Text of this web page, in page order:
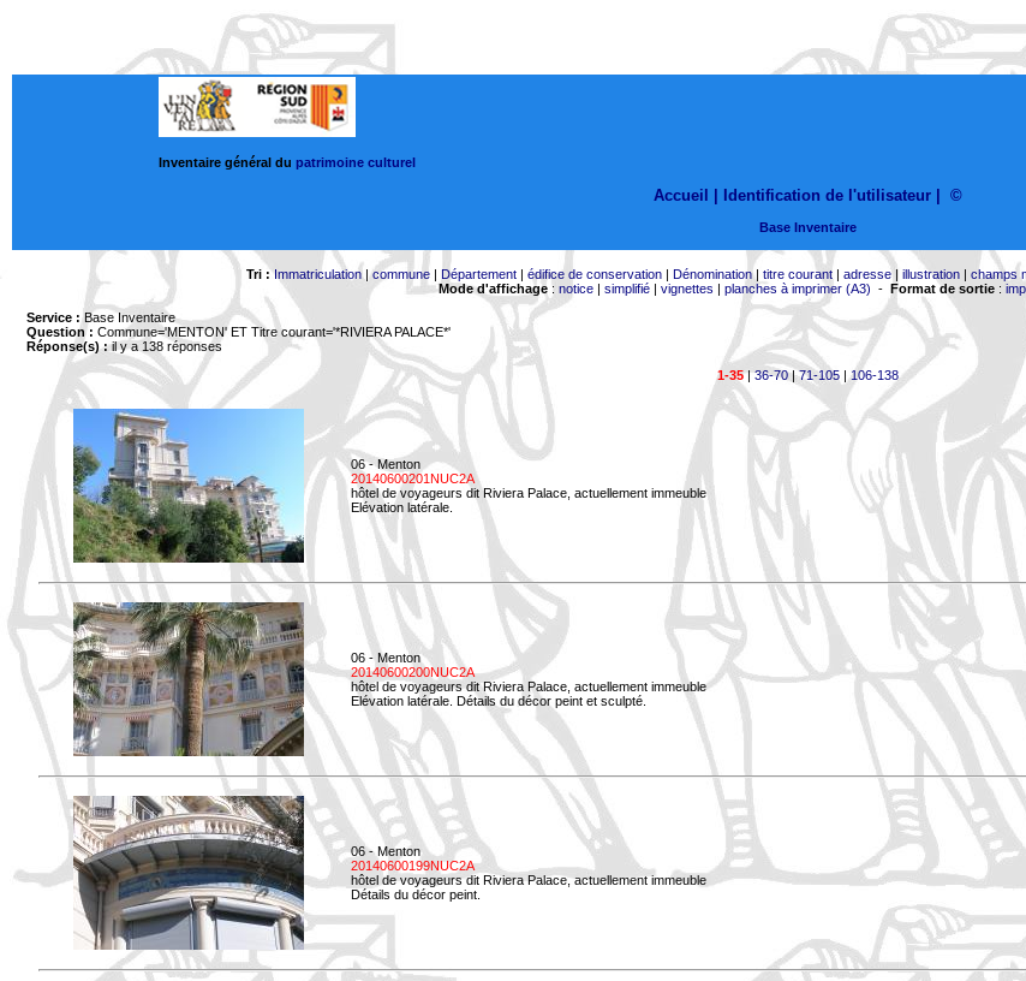
Inventaire général du patrimoine culturel
Accueil | Identification de l'utilisateur ©
Base Inventaire
Tri : Immatriculation|commune| Département| édifice de conservation| Dénomination| titre courant| adresse| illustration| champs
Mode d'affichage: notice| simplifié| vignettes | planches à imprimer (A3) - Format de sortie:
Service : Base Inventaire
Question : Commune='MENTON' ET Titre courant='*RIVIERA PALACE*'
Réponse(s) :il y a 138 réponses
1-35|36-70|71-105| 106-138
06 - Menton
20140600201NUC2A
hôtel de voyageurs dit Riviera Palace, actuellement immeuble
Elévation latérale.
06 - Menton
20140600200NUC2A
hôtel de voyageurs dit Riviera Palace, actuellement immeuble
Elévation latérale. Détails du décor peint et sculpté.
06 - Menton
20140600199NUC2A
hôtel de voyageurs dit Riviera Palace, actuellement immeuble
Détails du décor peint.